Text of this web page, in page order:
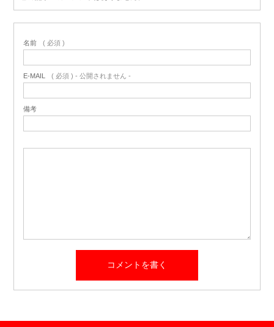
名前 ( 必須 )
E-MAIL ( 必須 ) - 公開されません -
備考